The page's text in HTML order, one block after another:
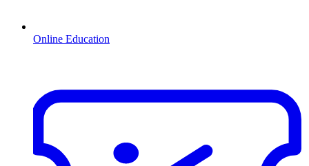
Online Education